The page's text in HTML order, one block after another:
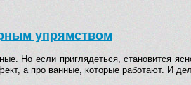
упрямством
Но если приглядеться, становится
а про ванные, которые работают. И